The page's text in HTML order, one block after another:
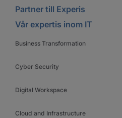
Partner till Experis
Vår expertis inom IT
Business Transformation
Cyber Security
Digital Workspace
Cloud and Infrastructure